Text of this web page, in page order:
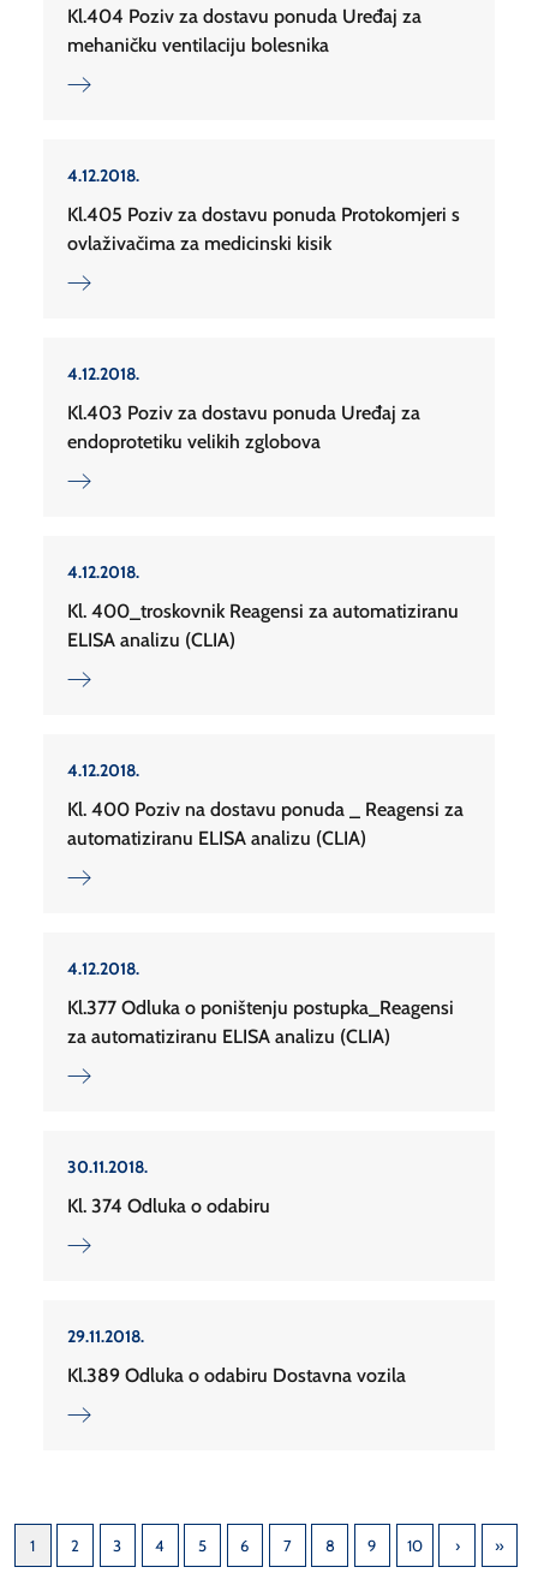
Kl.404 Poziv za dostavu ponuda Uređaj za
mehaničku ventilaciju bolesnika
4.12.2018.
Kl.405 Poziv za dostavu ponuda Protokomjeri s
ovlaživačima za medicinski kisik
4.12.2018.
Kl.403 Poziv za dostavu ponuda Uređaj za
endoprotetiku velikih zglobova
4.12.2018.
Kl. 400_troskovnik Reagensi za automatiziranu
ELISA analizu (CLIA)
4.12.2018.
Kl. 400 Poziv na dostavu ponuda _ Reagensi za
automatiziranu ELISA analizu (CLIA)
4.12.2018.
Kl.377 Odluka o poništenju postupka_Reagensi
za automatiziranu ELISA analizu (CLIA)
30.11.2018.
Kl. 374 Odluka o odabiru
29.11.2018.
Kl.389 Odluka o odabiru Dostavna vozila
1 2 3 4 5 6 7 8 9 10